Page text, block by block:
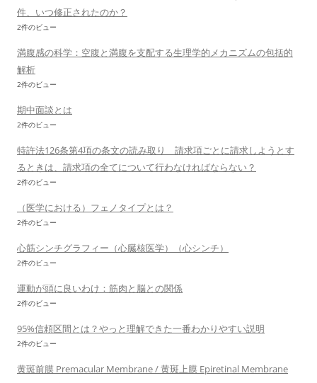
件、いつ修正されたのか？
2件のビュー
満腹感の科学：空腹と満腹を支配する生理学的メカニズムの包括的
解析
2件のビュー
期中面談とは
2件のビュー
特許法126条第4項の条文の読み取り 請求項ごとに請求しようとす
るときは、請求項の全てについて行わなければならない？
2件のビュー
（医学における）フェノタイプとは？
2件のビュー
心筋シンチグラフィー（心臓核医学）（心シンチ）
2件のビュー
運動が頭に良いわけ：筋肉と脳との関係
2件のビュー
95%信頼区間とは？やっと理解できた一番わかりやすい説明
2件のビュー
黄斑前膜 Premacular Membrane / 黄斑上膜 Epiretinal Membrane